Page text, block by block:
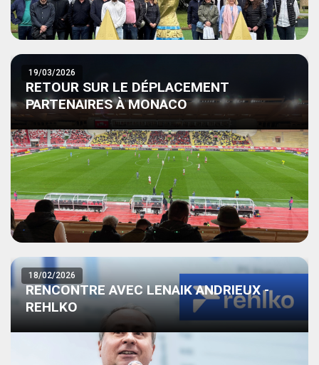
19/03/2026
RETOUR SUR LE DÉPLACEMENT
PARTENAIRES À MONACO
18/02/2026
RENCONTRE AVEC LENAIK ANDRIEUX -
REHLKO